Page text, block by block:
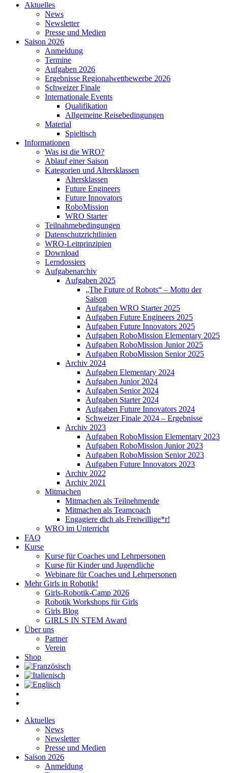
Aktuelles
News
Newsletter
Presse und Medien
Saison 2026
Anmeldung
Termine
Aufgaben 2026
Ergebnisse Regionalwettbewerbe 2026
Schweizer Finale
Internationale Events
Qualifikation
Allgemeine Reisebedingungen
Material
Spieltisch
Informationen
Was ist die WRO?
Ablauf einer Saison
Kategorien und Altersklassen
Altersklassen
Future Engineers
Future Innovators
RoboMission
WRO Starter
Teilnahmebedingungen
Datenschutzrichtlinien
WRO-Leitprinzipien
Download
Lerndossiers
Aufgabenarchiv
Aufgaben 2025
„The Future of Robots“ – Motto der
Saison
Aufgaben WRO Starter 2025
Aufgaben Future Engineers 2025
Aufgaben Future Innovators 2025
Aufgaben RoboMission Elementary 2025
Aufgaben RoboMission Junior 2025
Aufgaben RoboMission Senior 2025
Archiv 2024
Aufgaben Elementary 2024
Aufgaben Junior 2024
Aufgaben Senior 2024
Aufgaben Starter 2024
Aufgaben Future Innovators 2024
Schweizer Finale 2024 – Ergebnisse
Archiv 2023
Aufgaben RoboMission Elementary 2023
Aufgaben RoboMission Junior 2023
Aufgaben RoboMission Senior 2023
Aufgaben Future Innovators 2023
Archiv 2022
Archiv 2021
Mitmachen
Mitmachen als Teilnehmende
Mitmachen als Teamcoach
Engagiere dich als Freiwillige*r!
WRO im Unterricht
FAQ
Kurse
Kurse für Coaches und Lehrpersonen
Kurse für Kinder und Jugendliche
Webinare für Coaches und Lehrpersonen
Mehr Girls in Robotik!
Girls-Robotik-Camp 2026
Robotik Workshops für Girls
Girls Blog
GIRLS IN STEM Award
Über uns
Partner
Verein
Shop
Aktuelles
News
Newsletter
Presse und Medien
Saison 2026
Anmeldung